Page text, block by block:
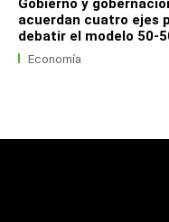
Gobierno y
acuerdan cuatro ejes
debatir el modelo 50-
Economía